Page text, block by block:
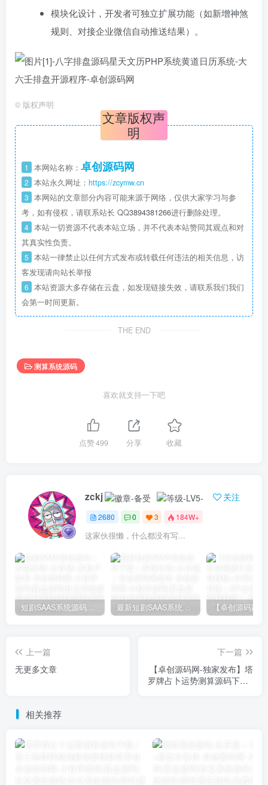
模块化设计，开发者可独立扩展功能（如新增神煞
规则、对接企业微信自动推送结果）。
© 版权声明
文章版权声
明
1 本网站名称： 卓创源码网
2 本站永久网址： https://zcymw.cn
3 本网站的文章部分内容可能来源于网络，仅供大家学习与参
考，如有侵权，请联系站长 QQ3894381266进行删除处理。
4 本站一切资源不代表本站立场，并不代表本站赞同其观点和对
其真实性负责。
5 本站一律禁止以任何方式发布或转载任何违法的相关信息，访
客发现请向站长举报
6 本站资源大多存储在云盘，如发现链接失效，请联系我们我们
会第一时间更新。
THE END
测算系统源码
喜欢就支持一下吧
点赞499 分享 收藏
zckj 关注
2680 0 3 184W+
这家伙很懒，什么都没有写...
短剧SAAS系统源码｜多端分销+云存储+多租户架构 最新短剧SAAS系统源码下载｜多端分销+云存储｜卓创源码网提供
上一篇
无更多文章
下一篇
【卓创源码网-独家发布】塔
罗牌占卜运势测算源码下载 |
相关推荐